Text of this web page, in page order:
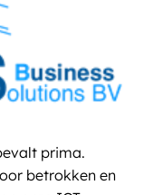
prima.
betrokken en